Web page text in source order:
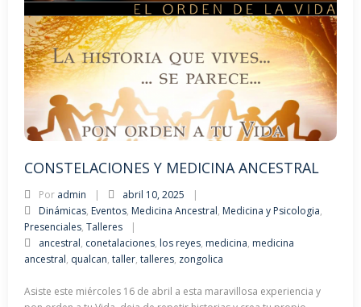
CONSTELACIONES Y MEDICINA ANCESTRAL
Por admin
abril 10, 2025
Dinámicas, Eventos, Medicina Ancestral, Medicina y Psicologia,
Presenciales, Talleres
ancestral, conetalaciones, los reyes, medicina, medicina
ancestral, qualcan, taller, talleres, zongolica
Asiste este miércoles 16 de abril a esta maravillosa experiencia y